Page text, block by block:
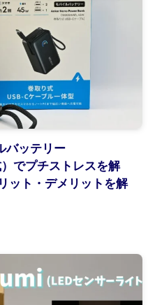
バッテリー
でプチストレスを解
ット・デメリットを解